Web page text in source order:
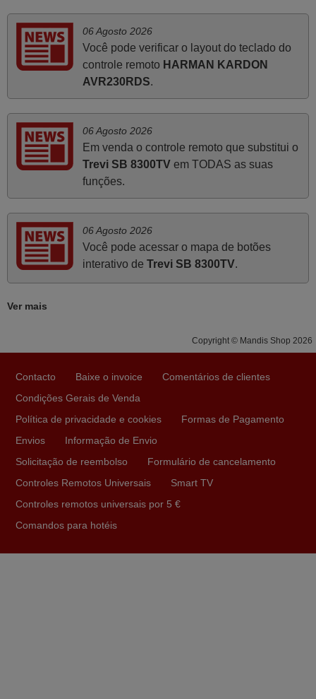
Funciona na perfeição. Recomendo vivamente este
produto e este site.
João,
PORTUGAL
Julho 2025
Ótimo produto!! Não precisa fazer nenhuma
programação. Recomendo muito!!
Bom dia. Estou extremamente satisfeita com o comando
foi de extrema importância a vossa informação acerca de
passando pelos códigos. Ninguém em loja nenhuma me
tinham comandos universais mas podiam não funcionar.
Muito obrigada.
Edite,
Muito atenciosos. Funciona na perfeição. Obrigado
06 Agosto 2026
Você pode verificar o layout do teclado do
controle remoto HARMAN KARDON
AVR230RDS.
06 Agosto 2026
Em venda o controle remoto que substitui o
Trevi SB 8300TVem TODAS as suas
funções.
06 Agosto 2026
Você pode acessar o mapa de botões
interativo de Trevi SB 8300TV.
Ver mais
Copyright © Mandis Shop 2026
Contacto Baixe o invoice
Comentários de clientes
Condições Gerais de Venda
Política de privacidade e cookies
Formas de Pagamento
Envios
Informação de Envio
Solicitação de reembolso
Formulário de cancelamento
Controles Remotos Universais
Smart TV
Controles remotos universais por 5 €
Comandos para hotéis